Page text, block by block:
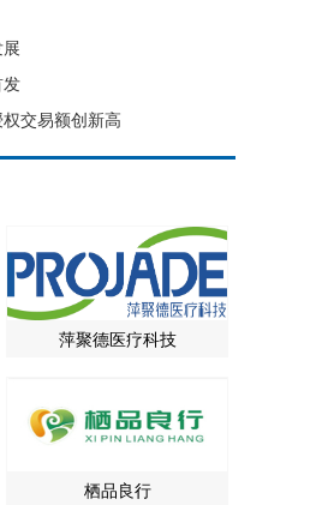
发
权交易额创新高
萍聚德医疗科技
栖品良行